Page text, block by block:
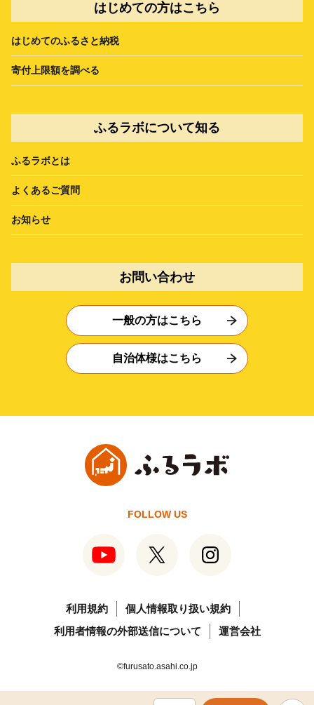
はじめての方はこちら
はじめてのふるさと納税
寄付上限額を調べる
ふるラボについて知る
ふるラボとは
よくあるご質問
お知らせ
お問い合わせ
一般の方はこちら
自治体様はこちら
FOLLOW US
利用規約
個人情報取り扱い規約
利用者情報の外部送信について
運営会社
©furusato.asahi.co.jp